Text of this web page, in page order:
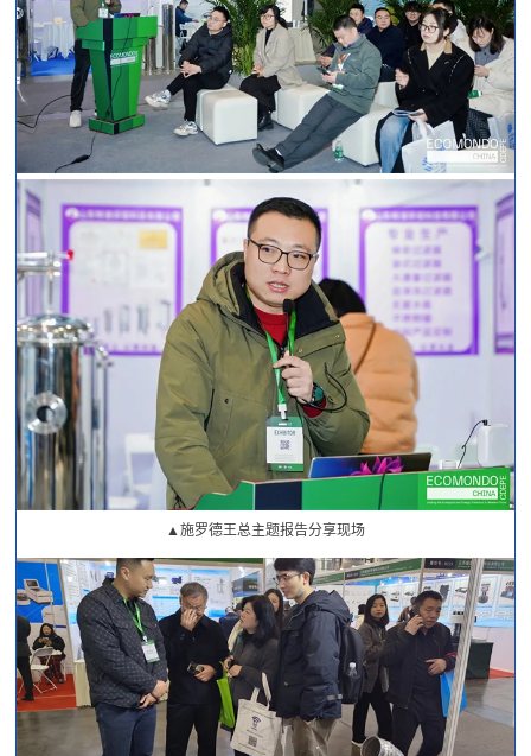
▲施罗德王总主题报告分享现场